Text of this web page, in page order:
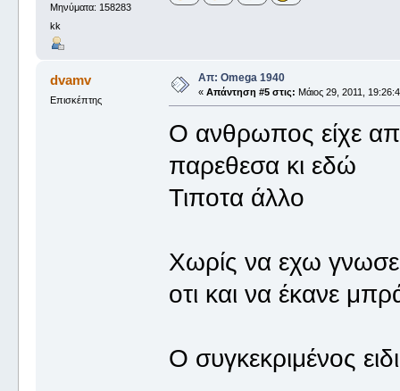
Μηνύματα: 158283
kk
dvamv
Επισκέπτης
Απ: Omega 1940
« Απάντηση #5 στις: Μάιος 29, 2011,
Ο ανθρωπος είχε
παρεθεσα κι εδώ
Τιποτα άλλο
Χωρίς να εχω
οτι και να έκανε
Ο συγκεκριμένος